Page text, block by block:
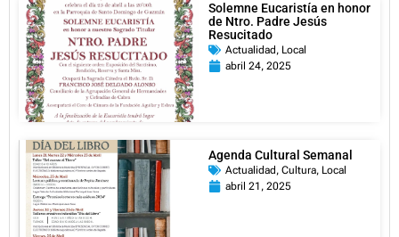
Solemne Eucaristía en honor
de Ntro. Padre Jesús
Resucitado
Actualidad , Local
abril 24, 2025
Agenda Cultural Semanal
Actualidad , Cultura, Local
abril 21, 2025